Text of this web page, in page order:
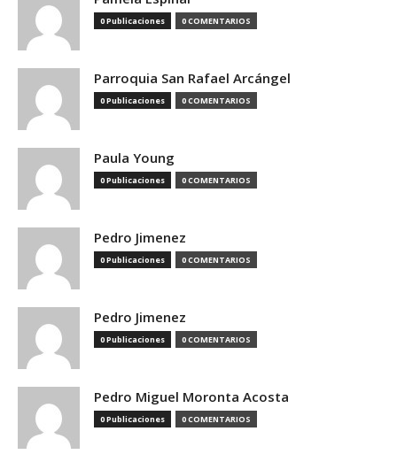
0 Publicaciones 0 COMENTARIOS
Parroquia San Rafael Arcángel
0 Publicaciones 0 COMENTARIOS
Paula Young
0 Publicaciones 0 COMENTARIOS
Pedro Jimenez
0 Publicaciones 0 COMENTARIOS
Pedro Jimenez
0 Publicaciones 0 COMENTARIOS
Pedro Miguel Moronta Acosta
0 Publicaciones 0 COMENTARIOS